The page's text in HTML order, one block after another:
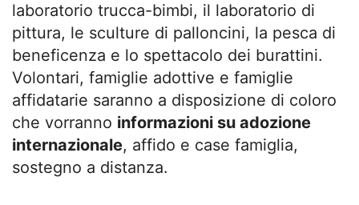
laboratorio trucca-bimbi, il laboratorio di
pittura, le sculture di palloncini, la pesca di
beneficenza e lo spettacolo dei burattini.
Volontari, famiglie adottive e famiglie
affidatarie saranno a disposizione di coloro
che vorranno informazioni su adozione
internazionale, affido e case famiglia,
sostegno a distanza.